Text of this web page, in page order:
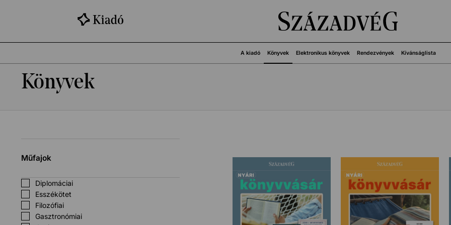
A kiadó Könyvek Elektronikus könyvek Rendezvények Kívánságlista
Könyvek
Műfajok
Diplomáciai
Esszékötet
Filozófiai
Gasztronómiai